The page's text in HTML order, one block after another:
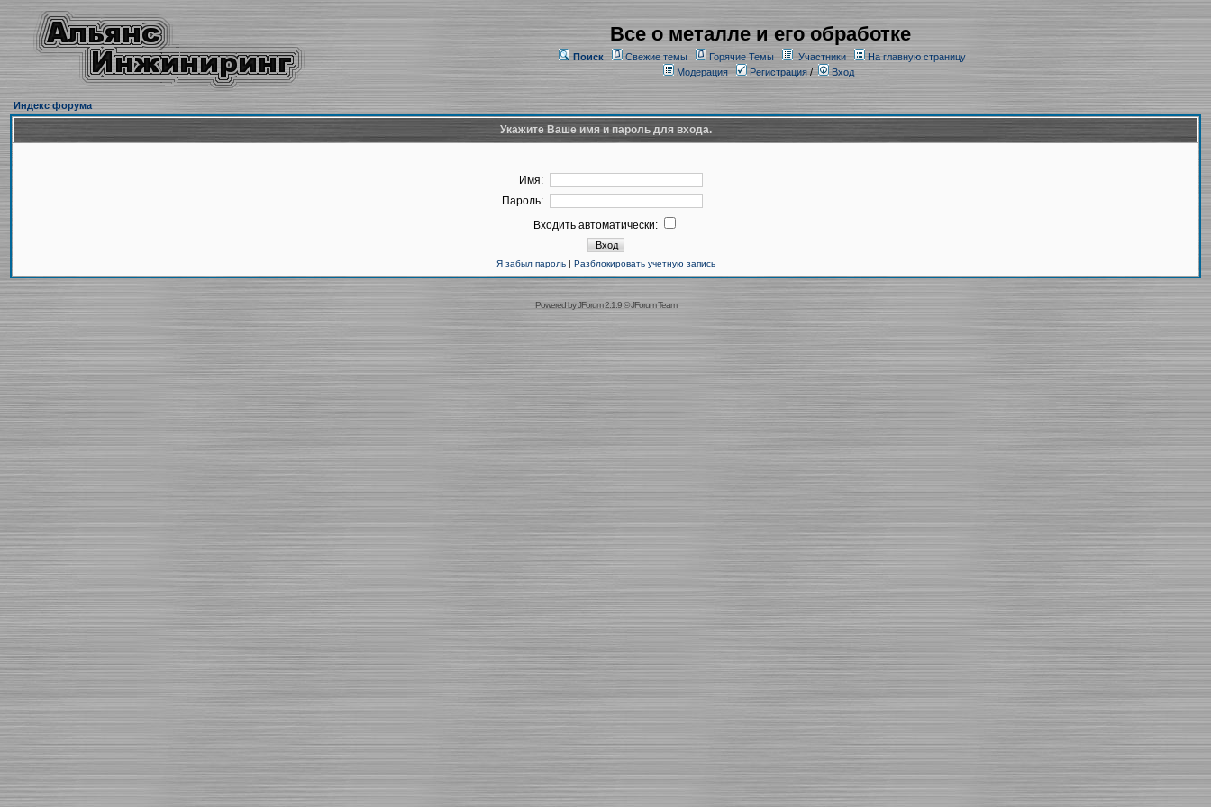
Все о металле и его обработке
Поиск Свежие темы Горячие Темы Участники
На главную страницу
Модерация
Регистрация/ Вход
Индекс форума
Укажите Ваше имя и пароль для входа.
Имя:
Пароль:
Входить автоматически:
Я забыл пароль| Разблокировать учетную запись
Powered byJForum 2.1.9©JForum Team